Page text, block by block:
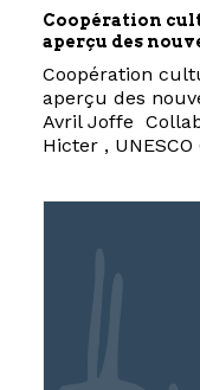
Coopération
aperçu des
Coopération
aperçu des
Avril Joffe
Hicter ,